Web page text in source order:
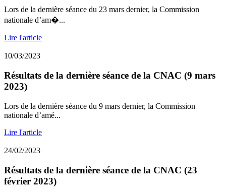
Lors de la dernière séance du 23 mars dernier, la Commission
nationale d’am�...
Lire l'article
10/03/2023
Résultats de la dernière séance de la CNAC (9 mars
2023)
Lors de la dernière séance du 9 mars dernier, la Commission
nationale d’amé...
Lire l'article
24/02/2023
Résultats de la dernière séance de la CNAC (23
février 2023)